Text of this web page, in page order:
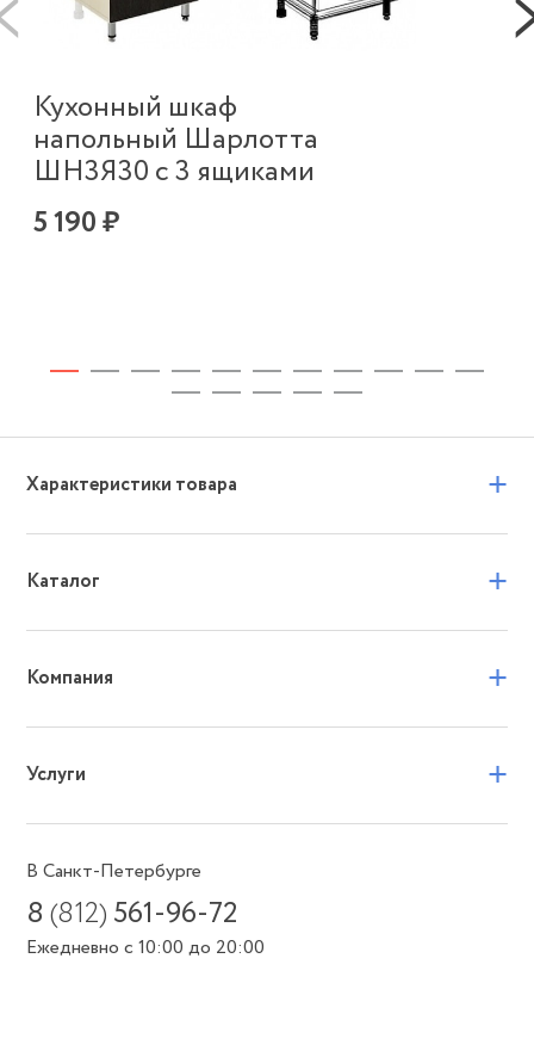
Кухонный шкаф
напольный Шарлотта
ШН3Я30 с 3 ящиками
5 190 ₽
Характеристики товара +
Каталог +
Компания +
Услуги +
В Санкт-Петербурге
8(812) 561-96-72
Ежедневно с 10:00 до 20:00